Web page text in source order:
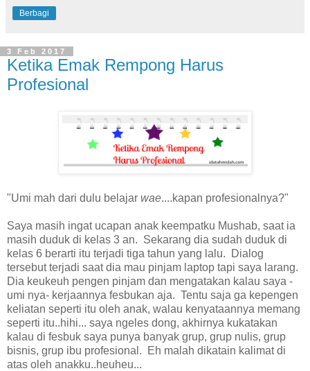
Berbagi
3 Feb 2017
Ketika Emak Rempong Harus
Profesional
"Umi mah dari dulu belajar wae....kapan profesionalnya?"
Saya masih ingat ucapan anak keempatku Mushab, saat ia
masih duduk di kelas 3 an. Sekarang dia sudah duduk di
kelas 6 berarti itu terjadi tiga tahun yang lalu. Dialog
tersebut terjadi saat dia mau pinjam laptop tapi saya larang.
Dia keukeuh pengen pinjam dan mengatakan kalau saya -
umi nya- kerjaannya fesbukan aja. Tentu saja ga kepengen
keliatan seperti itu oleh anak, walau kenyataannya memang
seperti itu..hihi... saya ngeles dong, akhirnya kukatakan
kalau di fesbuk saya punya banyak grup, grup nulis, grup
bisnis, grup ibu profesional. Eh malah dikatain kalimat di
atas oleh anakku..heuheu...